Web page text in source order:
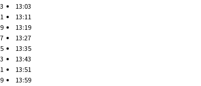
13:03
13:11
13:19
13:27
13:35
13:43
13:51
13:59